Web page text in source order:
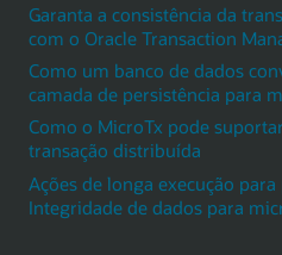
Garanta a consistência da
com o Oracle Transaction
Como um banco de dados
camada de persistência para
Como o MicroTx pode
transação distribuída
Ações de longa execução
Integridade de dados para